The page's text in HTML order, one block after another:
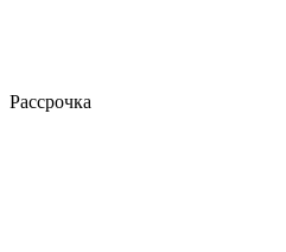
Рассрочка